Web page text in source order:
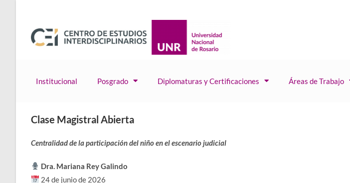
Institucional Posgrado Diplomaturas y Certificaciones Áreas de Trabajo
Clase Magistral Abierta
Centralidad de la participación del niño en el escenario judicial
Dra. Mariana Rey Galindo
24 de junio de 2026